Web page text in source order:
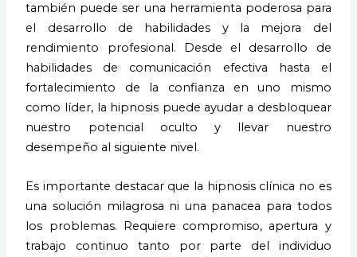
también puede ser una herramienta poderosa para
el desarrollo de habilidades y la mejora del
rendimiento profesional. Desde el desarrollo de
habilidades de comunicación efectiva hasta el
fortalecimiento de la confianza en uno mismo
como líder, la hipnosis puede ayudar a desbloquear
nuestro potencial oculto y llevar nuestro
desempeño al siguiente nivel.
Es importante destacar que la hipnosis clínica no es
una solución milagrosa ni una panacea para todos
los problemas. Requiere compromiso, apertura y
trabajo continuo tanto por parte del individuo